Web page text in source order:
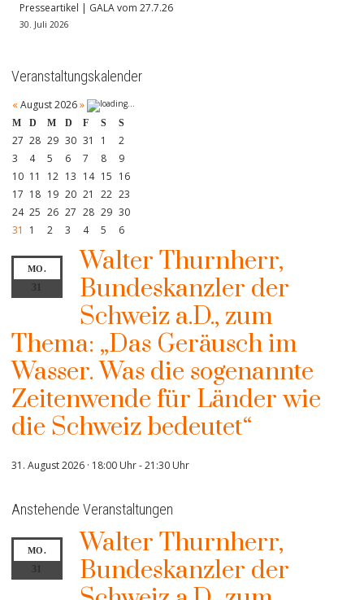
Presseartikel | GALA vom 27.7.26
30. Juli 2026
Veranstaltungskalender
« August 2026»
M D M D F S S
27 28 29 30 31 1
2
3
4 5 6 7 8
9
10 11 12 13 14 15 16
17 18 19 20 21 22 23
24 25 26 27 28 29 30
31
1 2 3 4 5 6
MO.
Walter Thurnherr,
Bundeskanzler der
Schweiz a.D., zum
Thema: „Das Geräusch im
Wasser. Was die sogenannte
Zeitenwende für Länder wie
die Schweiz bedeutet“
31. August 2026 · 18:00 Uhr-21:30 Uhr
Anstehende Veranstaltungen
MO.
Walter Thurnherr,
Bundeskanzler der